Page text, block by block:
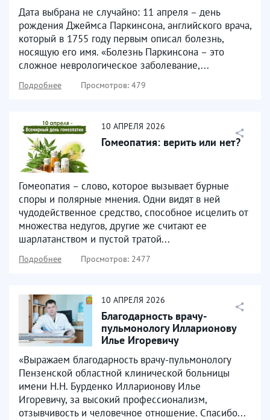
Дата выбрана не случайно: 11 апреля – день
рождения Джеймса Паркинсона, английского врача,
который в 1755 году первым описал болезнь,
носящую его имя. «Болезнь Паркинсона – это
сложное неврологическое заболевание,...
Подробнее Просмотров: 479
10 АПРЕЛЯ 2026
Гомеопатия: верить или нет?
Гомеопатия – слово, которое вызывает бурные
споры и полярные мнения. Одни видят в ней
чудодейственное средство, способное исцелить от
множества недугов, другие же считают ее
шарлатанством и пустой тратой...
Подробнее Просмотров: 2477
10 АПРЕЛЯ 2026
Благодарность врачу-
пульмонологу Илларионову
Илье Игоревичу
«Выражаем благодарность врачу-пульмонологу
Пензенской областной клинической больницы
имени Н.Н. Бурденко Илларионову Илье
Игоревичу, за высокий профессионализм,
отзывчивость и человечное отношение. Спасибо...